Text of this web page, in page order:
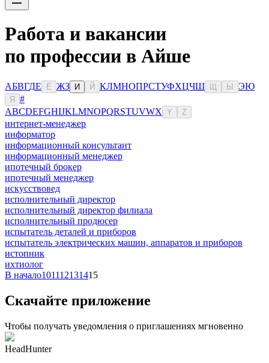
Работа и вакансии
по профессии в Айше
АБВГДЕ Ё ЖЗ И Й КЛМНОПРСТУФХЦЧШ Ы ЭЮ
Я
#
ABCDEFGHIJKLMNOPQRSTUVWX Y Z
интернет-менеджер
информатор
информационный консультант
информационный менеджер
ипотечный брокер
ипотечный менеджер
искусствовед
исполнительный директор
исполнительный директор филиала
исполнительный продюсер
испытатель деталей и приборов
испытатель электрических машин, аппаратов и приборов
истопник
ихтиолог
В начало101112131415
Скачайте приложение
Чтобы получать уведомления о приглашениях мгновенно
HeadHunter